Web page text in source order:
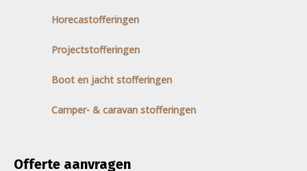
Horecastofferingen
Projectstofferingen
Boot en jacht stofferingen
Camper- & caravan stofferingen
Offerte aanvragen